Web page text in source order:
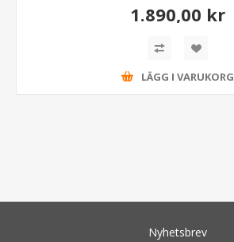
1.890,00 kr
LÄGG I VARUKORG
Nyhetsbrev